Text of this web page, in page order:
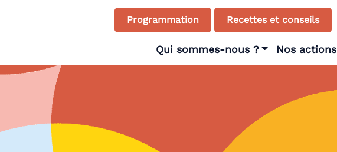
Programmation Recettes et conseils
Qui sommes-nous ? Nos actions